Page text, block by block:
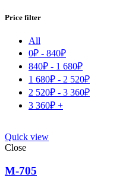
Price filter
All
0₽ - 840₽
840₽ - 1 680₽
1 680₽ - 2 520₽
2 520₽ - 3 360₽
3 360₽ +
Quick view
Close
М-705